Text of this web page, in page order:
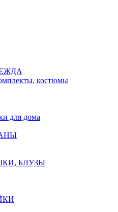
костюмы
для дома
БЛУЗЫ